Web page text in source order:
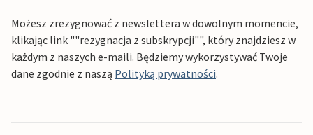
Możesz zrezygnować z newslettera w dowolnym momencie,
klikając link ""rezygnacja z subskrypcji"", który znajdziesz w
każdym z naszych e-maili. Będziemy wykorzystywać Twoje
dane zgodnie z naszą Polityką prywatności.